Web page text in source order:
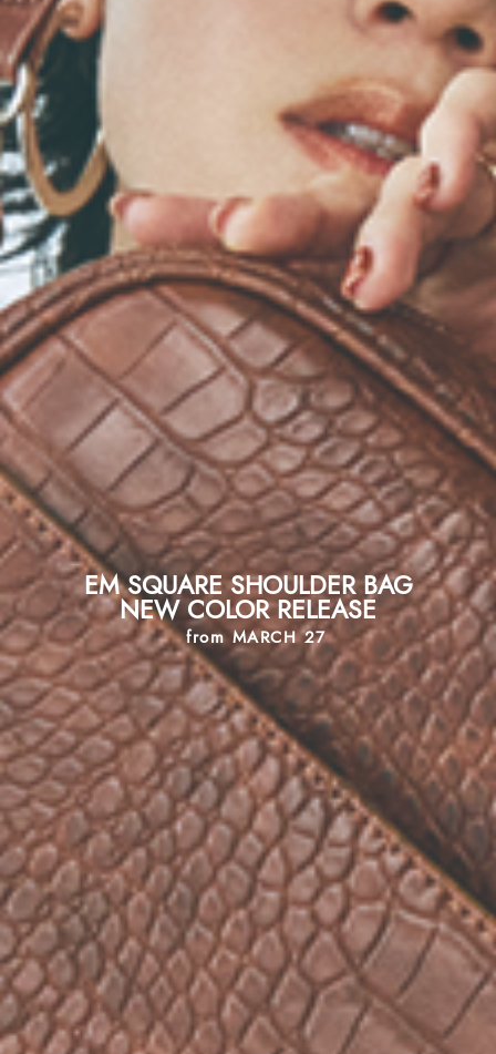
EM SQUARE SHOULDER BAG
NEW COLOR RELEASE
from MARCH 27